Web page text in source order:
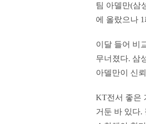
팀 아델만(삼
에 올랐으나
이달 들어 비
무너졌다. 삼
아델만이 신
KT전서 좋은
거둔 바 있다.